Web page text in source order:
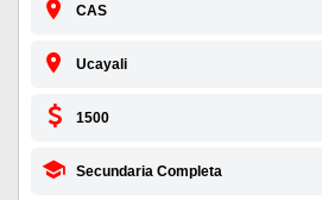
CAS
Ucayali
1500
Secundaria Completa